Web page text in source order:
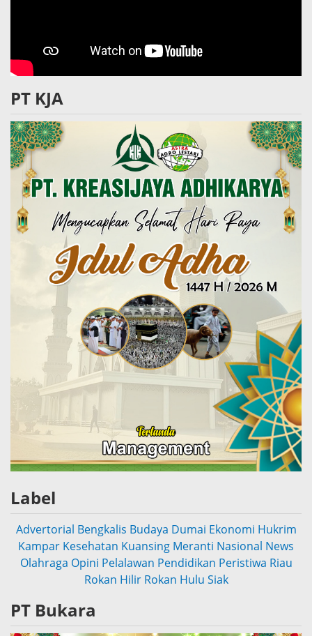
PT KJA
Label
Advertorial Bengkalis Budaya Dumai Ekonomi Hukrim
Kampar Kesehatan Kuansing Meranti Nasional News
Olahraga Opini Pelalawan Pendidikan Peristiwa Riau
Rokan Hilir Rokan Hulu Siak
PT Bukara